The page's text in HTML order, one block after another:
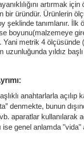
artırmak
bir üründür. Ürünlerin
şeklinde tanımlanır. İlk
boyunu(malzemeye
Yani metrik 4 ölçüsünde
uzunluğunda yıldız
anahtarlarla açılıp
denmekte, bunun
aparatlar kullanılarak
ise genel anlamda "vida"